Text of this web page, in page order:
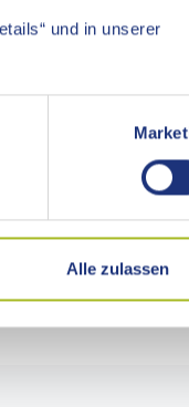
und in unserer
Alle zulassen